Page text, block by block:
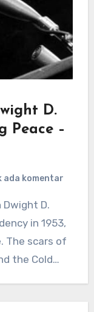
D.
Peace –
ada komentar
in 1953,
The scars of
the Cold…